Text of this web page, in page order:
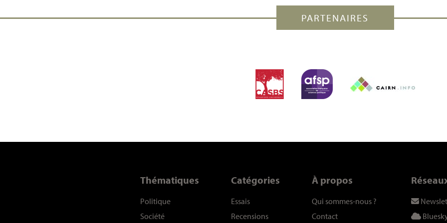
PARTENAIRES
Thématiques
Politique
Société
Catégories
Essais
Recensions
À propos
Qui sommes-nous ?
Contact